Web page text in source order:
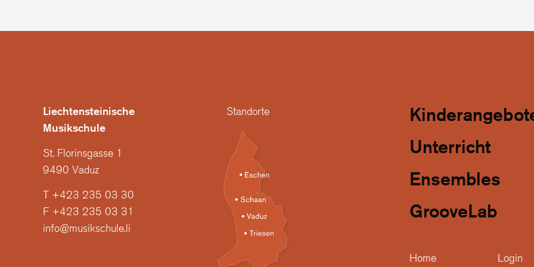
Liechtensteinische
Musikschule
St. Florinsgasse 1
9490 Vaduz
T +423 235 03 30
F +423 235 03 31
info@musikschule.li
Standorte
Unterricht
Ensembles
GrooveLab
Home Login